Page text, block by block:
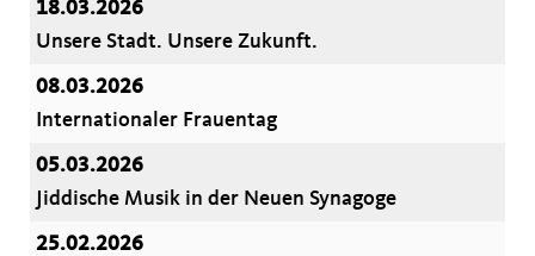
18.03.2026
Unsere Stadt. Unsere Zukunft.
08.03.2026
Internationaler Frauentag
05.03.2026
Jiddische Musik in der Neuen Synagoge
25.02.2026